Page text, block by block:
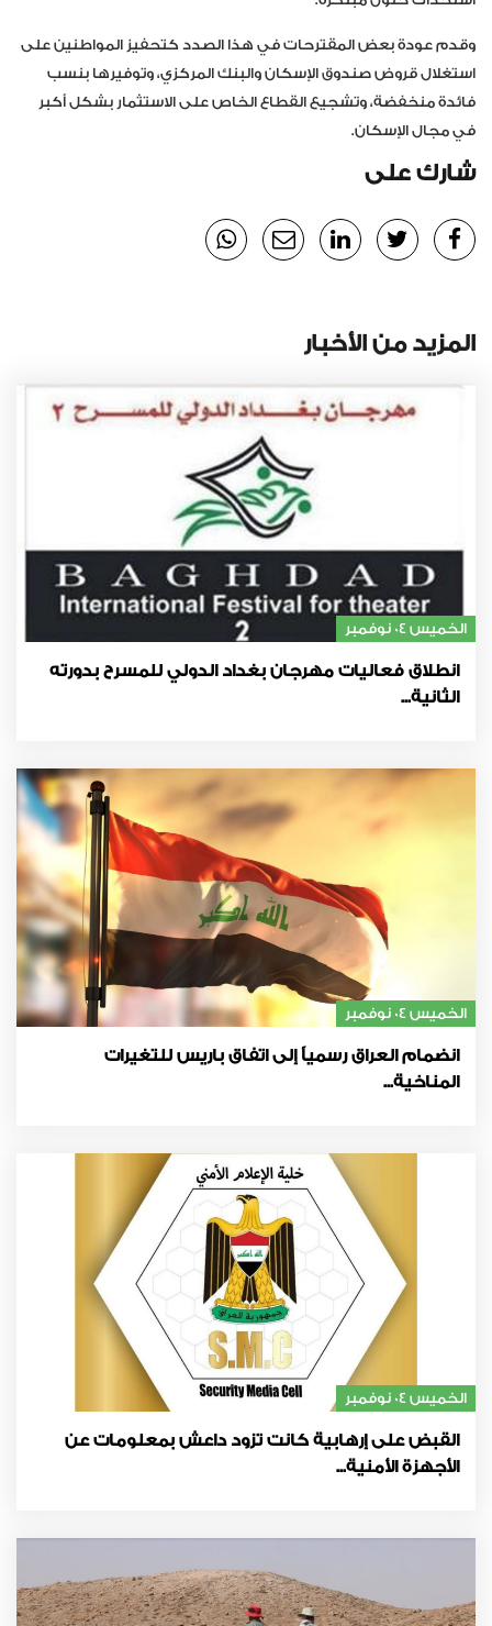
وقدم عودة بعض المقترحات في هذا الصدد كتحفيز المواطنين على
استغلال قروض صندوق الإسكان والبنك المركزي، وتوفيرها بنسب
فائدة منخفضة، وتشجيع القطاع الخاص على الاستثمار بشكل أكبر
في مجال الإسكان.
شارك على
المزيد من الأخبار
الخميس 04 نوفمبر
انطلاق فعاليات مهرجان بغداد الدولي للمسرح بدورته
الثانية...
الخميس 04 نوفمبر
انضمام العراق رسمياً إلى اتفاق باريس للتغيرات
المناخية...
الخميس 04 نوفمبر
القبض على إرهابية كانت تزود داعش بمعلومات عن
الأجهزة الأمنية...